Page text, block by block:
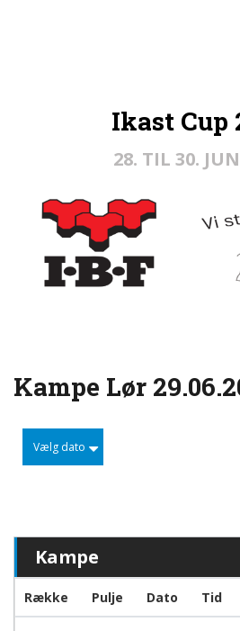
Ikast Cup
28. TIL 30.
Kampe Lør
Vælg dato
Kampe
Række Pulje Dato Tid